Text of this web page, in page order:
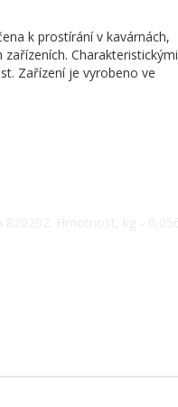
k prostírání v kavárnách,
Charakteristickými
Zařízení je vyrobeno ve